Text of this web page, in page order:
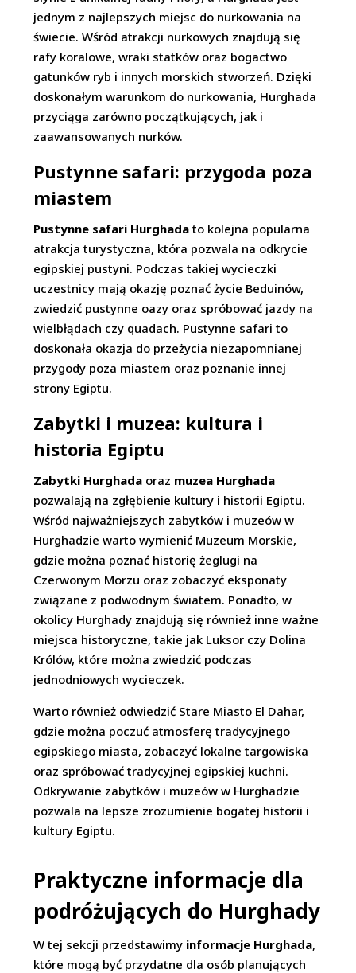
jednym z najlepszych miejsc do nurkowania na
świecie. Wśród atrakcji nurkowych znajdują się
rafy koralowe, wraki statków oraz bogactwo
gatunków ryb i innych morskich stworzeń. Dzięki
doskonałym warunkom do nurkowania, Hurghada
przyciąga zarówno początkujących, jak i
zaawansowanych nurków.
Pustynne safari: przygoda poza
miastem
Pustynne safari Hurghada to kolejna popularna
atrakcja turystyczna, która pozwala na odkrycie
egipskiej pustyni. Podczas takiej wycieczki
uczestnicy mają okazję poznać życie Beduinów,
zwiedzić pustynne oazy oraz spróbować jazdy na
wielbłądach czy quadach. Pustynne safari to
doskonała okazja do przeżycia niezapomnianej
przygody poza miastem oraz poznanie innej
strony Egiptu.
Zabytki i muzea: kultura i
historia Egiptu
Zabytki Hurghada oraz muzea Hurghada
pozwalają na zgłębienie kultury i historii Egiptu.
Wśród najważniejszych zabytków i muzeów w
Hurghadzie warto wymienić Muzeum Morskie,
gdzie można poznać historię żeglugi na
Czerwonym Morzu oraz zobaczyć eksponaty
związane z podwodnym światem. Ponadto, w
okolicy Hurghady znajdują się również inne ważne
miejsca historyczne, takie jak Luksor czy Dolina
Królów, które można zwiedzić podczas
jednodniowych wycieczek.
Warto również odwiedzić Stare Miasto El Dahar,
gdzie można poczuć atmosferę tradycyjnego
egipskiego miasta, zobaczyć lokalne targowiska
oraz spróbować tradycyjnej egipskiej kuchni.
Odkrywanie zabytków i muzeów w Hurghadzie
pozwala na lepsze zrozumienie bogatej historii i
kultury Egiptu.
Praktyczne informacje dla
podróżujących do Hurghady
W tej sekcji przedstawimy informacje Hurghada,
które mogą być przydatne dla osób planujących